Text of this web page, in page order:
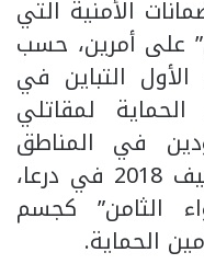
الأمنية التي
على أمرين، حسب
الأول التباين في
لمقاتلي
في المناطق
التي دخلت في مفاوضات صيف 2018 في درعا،
الثامن” كجسم
الحماية.